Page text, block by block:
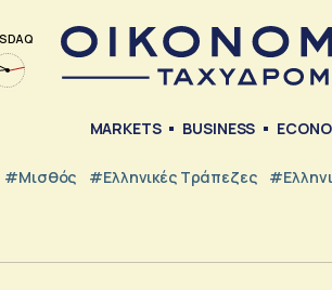
MARKETS BUSINESS
#Μισθός #ελληνικές Τράπεζες